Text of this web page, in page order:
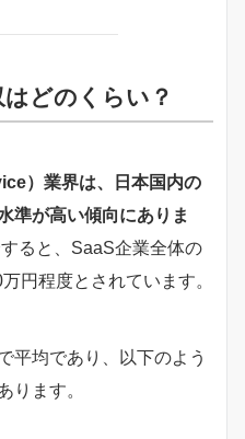
どのくらい？
）業界は、日本国内の
準が高い傾向にありま
ると、SaaS企業全体の
円程度とされています。
平均であり、以下のよう
ります。